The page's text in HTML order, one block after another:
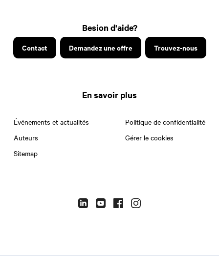
Besion d'aide?
Contact Demandez une offre Trouvez-nous
En savoir plus
Événements et actualités
Politique de confidentialité
Auteurs
Gérer le cookies
Sitemap